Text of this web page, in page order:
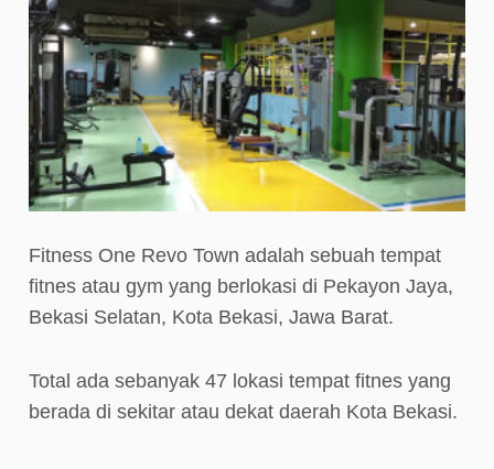
Fitness One Revo Town adalah sebuah tempat
fitnes atau gym yang berlokasi di Pekayon Jaya,
Bekasi Selatan, Kota Bekasi, Jawa Barat.
Total ada sebanyak 47 lokasi tempat fitnes yang
berada di sekitar atau dekat daerah Kota Bekasi.